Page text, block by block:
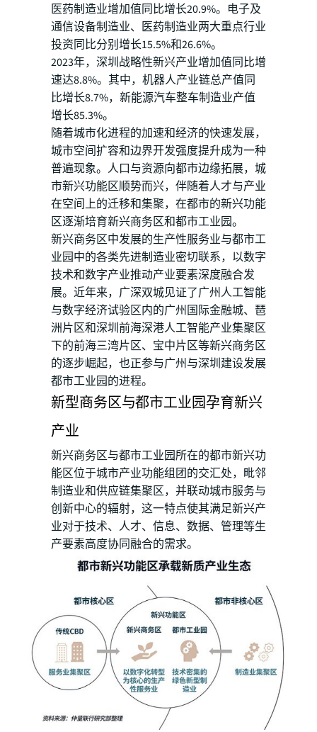
医药制造业增加值同比增长20.9%。电子及
通信设备制造业、医药制造业两大重点行业
投资同比分别增长15.5%和26.6%。
2023年，深圳战略性新兴产业增加值同比增
速达8.8%。其中，机器人产业链总产值同
比增长8.7%，新能源汽车整车制造业产值
增长85.3%。
随着城市化进程的加速和经济的快速发展，
城市空间扩容和边界开发强度提升成为一种
普遍现象。人口与资源向都市边缘拓展，城
市新兴功能区顺势而兴，伴随着人才与产业
在空间上的迁移和集聚，在都市的新兴功能
区逐渐培育新兴商务区和都市工业园。
新兴商务区中发展的生产性服务业与都市工
业园中的各类先进制造业密切联系，以数字
技术和数字产业推动产业要素深度融合发
展。近年来，广深双城见证了广州人工智能
与数字经济试验区内的广州国际金融城、琶
洲片区和深圳前海深港人工智能产业集聚区
下的前海三湾片区、宝中片区等新兴商务区
的逐步崛起，也正参与广州与深圳建设发展
都市工业园的进程。
新型商务区与都市工业园孕育新兴
产业
新兴商务区与都市工业园所在的都市新兴功
能区位于城市产业功能组团的交汇处，毗邻
制造业和供应链集聚区，并联动城市服务与
创新中心的辐射，这一特点使其满足新兴产
业对于技术、人才、信息、数据、管理等生
产要素高度协同融合的需求。